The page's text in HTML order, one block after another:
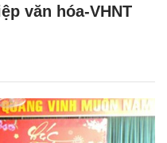
văn hóa-VHNT